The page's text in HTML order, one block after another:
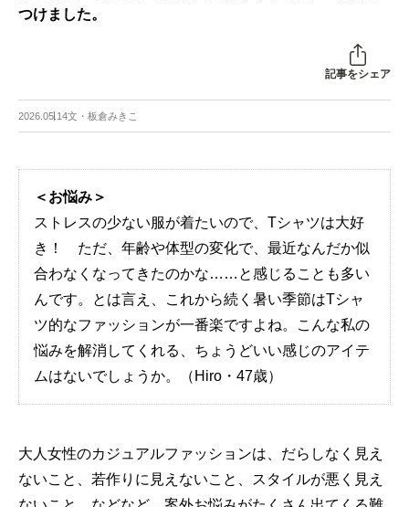
つけました。
記事をシェア
2026.05.14文・板倉みきこ
＜お悩み＞
ストレスの少ない服が着たいので、Tシャツは大好
き！ ただ、年齢や体型の変化で、最近なんだか似
合わなくなってきたのかな……と感じることも多い
んです。とは言え、これから続く暑い季節はTシャ
ツ的なファッションが一番楽ですよね。こんな私の
悩みを解消してくれる、ちょうどいい感じのアイテ
ムはないでしょうか。（Hiro・47歳）
大人女性のカジュアルファッションは、だらしなく見え
ないこと、若作りに見えないこと、スタイルが悪く見え